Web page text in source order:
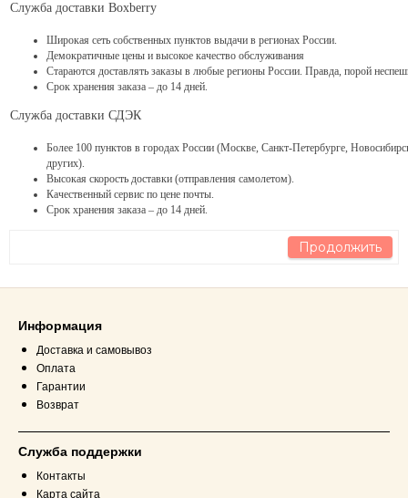
Служба доставки Boxberry
Широкая сеть собственных пунктов выдачи в регионах России.
Демократичные цены и высокое качество обслуживания
Стараются доставлять заказы в любые регионы России. Правда, порой
Срок хранения заказа – до 14 дней.
Служба доставки СДЭК
Более 100 пунктов в городах России (Москве, Санкт-Петербурге,
других).
Высокая скорость доставки (отправления самолетом).
Качественный сервис по цене почты.
Срок хранения заказа – до 14 дней.
Продолжить
Информация
Доставка и самовывоз
Оплата
Гарантии
Возврат
Служба поддержки
Контакты
Карта сайта